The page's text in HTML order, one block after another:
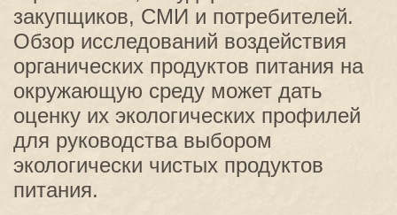
закупщиков, СМИ и потребителей.
Обзор исследований воздействия
органических продуктов питания на
окружающую среду может дать
оценку их экологических профилей
для руководства выбором
экологически чистых продуктов
питания.